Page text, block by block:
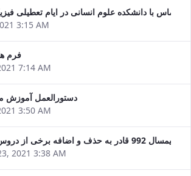
تماس با دانشکده علوم انسانی در ایام تعطیلی
3:15 AM
فرم
7:14 AM
دستورالعمل آموزش
3:50 AM
2021 3:38 AM